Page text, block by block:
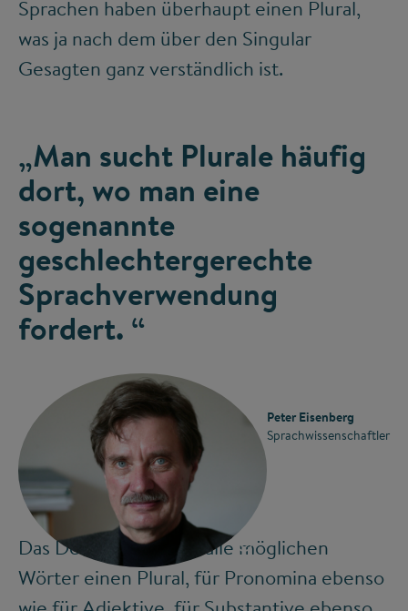
Sprachen haben überhaupt einen Plural,
was ja nach dem über den Singular
Gesagten ganz verständlich ist.
„Man sucht Plurale häufig
dort, wo man eine
sogenannte
geschlechtergerechte
Sprachverwendung
fordert. “
©
Peter Eisenberg
Sprachwissenschaftler
Das Deutsche hat für alle möglichen
Wörter einen Plural, für Pronomina ebenso